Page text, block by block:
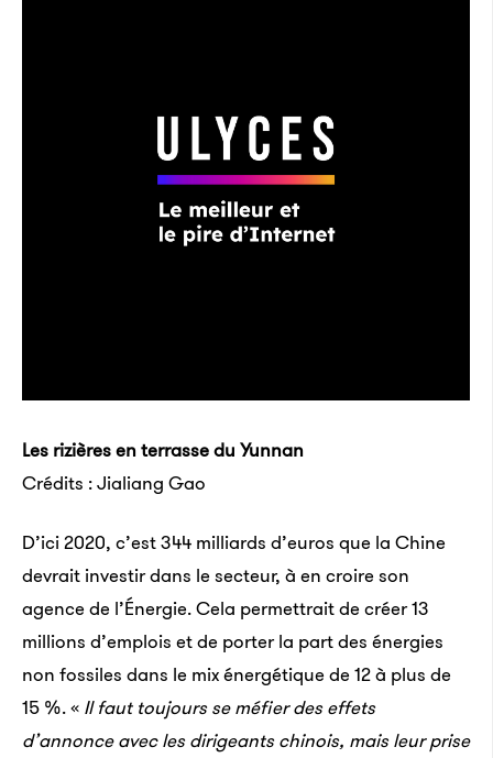
Les rizières en terrasse du Yunnan
Crédits : Jialiang Gao
D’ici 2020, c’est 344 milliards d’euros que la Chine
devrait investir dans le secteur, à en croire son
agence de l’Énergie. Cela permettrait de créer 13
millions d’emplois et de porter la part des énergies
non fossiles dans le mix énergétique de 12 à plus de
15 %. « Il faut toujours se méfier des effets
d’annonce avec les dirigeants chinois, mais leur prise